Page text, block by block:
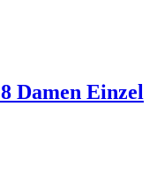
Damen Einzel